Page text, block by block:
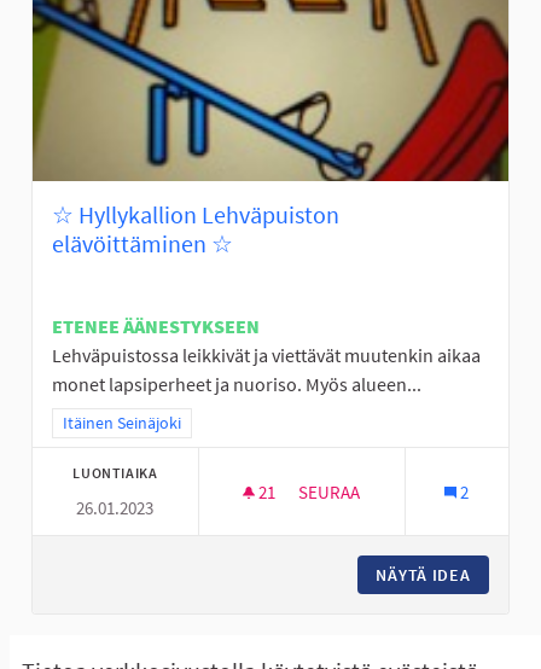
☆ Hyllykallion Lehväpuiston
elävöittäminen ☆
ETENEE ÄÄNESTYKSEEN
Lehväpuistossa leikkivät ja viettävät muutenkin aikaa
monet lapsiperheet ja nuoriso. Myös alueen...
Rajaa tulokset teeman mukaan: Itäinen Seinäjoki
Itäinen Seinäjoki
LUONTIAIKA
26.01.2023
21 21 SEURAAJAA
SEURAA 2
NÄYTÄ IDEA